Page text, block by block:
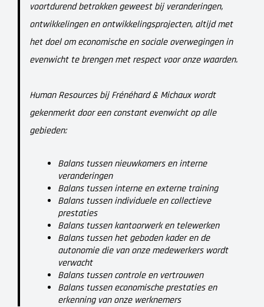
voortdurend betrokken geweest bij veranderingen,
ontwikkelingen en ontwikkelingsprojecten, altijd met
het doel om economische en sociale overwegingen in
evenwicht te brengen met respect voor onze waarden.
Human Resources bij Frénéhard & Michaux wordt
gekenmerkt door een constant evenwicht op alle
gebieden:
Balans tussen nieuwkomers en interne
veranderingen
Balans tussen interne en externe training
Balans tussen individuele en collectieve
prestaties
Balans tussen kantoorwerk en telewerken
Balans tussen het geboden kader en de
autonomie die van onze medewerkers wordt
verwacht
Balans tussen controle en vertrouwen
Balans tussen economische prestaties en
erkenning van onze werknemers